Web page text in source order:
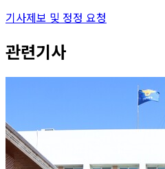
기사제보 및 정정 요청
관련기사